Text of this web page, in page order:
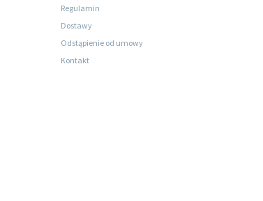
Regulamin
Dostawy
Odstąpienie od umowy
Kontakt